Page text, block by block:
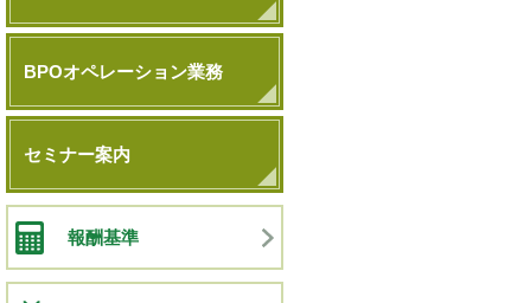
BPOオペレーション業務
セミナー案内
報酬基準